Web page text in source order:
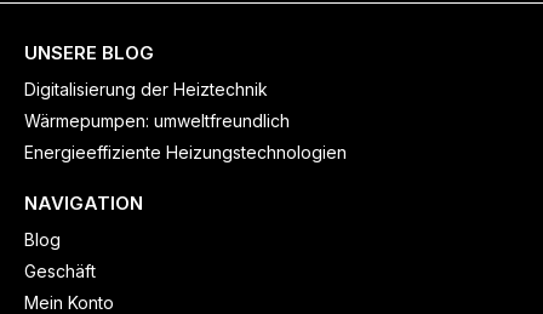
UNSERE BLOG
Digitalisierung der Heiztechnik
Wärmepumpen: umweltfreundlich
Energieeffiziente Heizungstechnologien
NAVIGATION
Blog
Geschäft
Mein Konto